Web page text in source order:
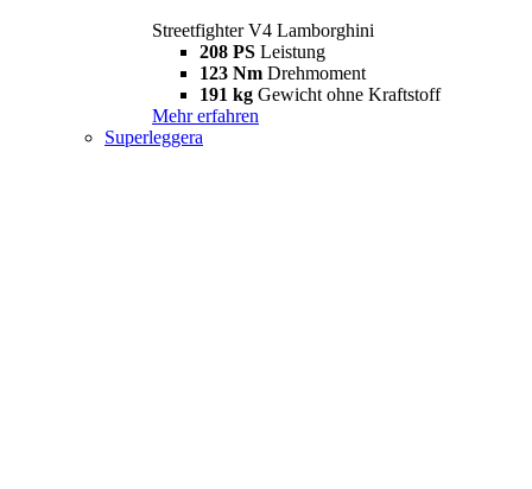
Streetfighter V4 Lamborghini
208 PS Leistung
123 Nm Drehmoment
191 kg Gewicht ohne Kraftstoff
Mehr erfahren
Superleggera